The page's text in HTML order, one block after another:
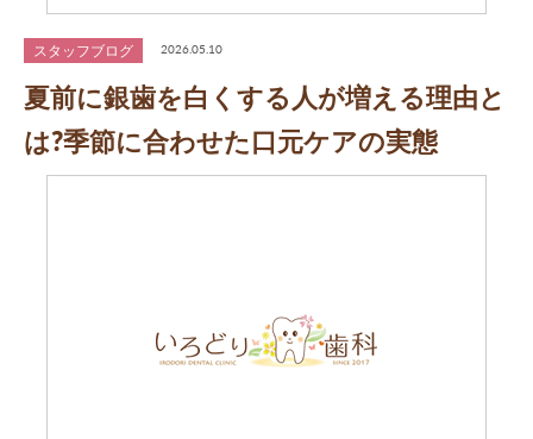
スタッフブログ 2026.05.10
夏前に銀歯を白くする人が増える理由と
は?季節に合わせた口元ケアの実態